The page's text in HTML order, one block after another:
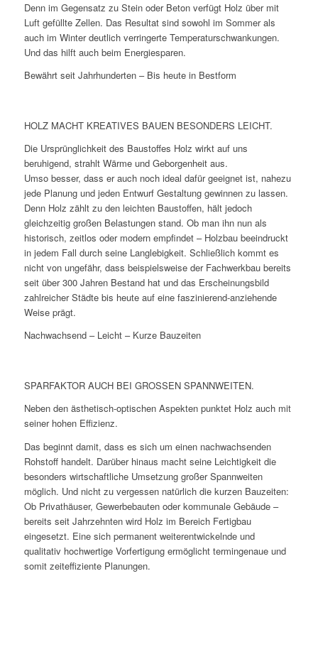
Denn im Gegensatz zu Stein oder Beton verfügt Holz über mit
Luft gefüllte Zellen. Das Resultat sind sowohl im Sommer als
auch im Winter deutlich verringerte Temperaturschwankungen.
Und das hilft auch beim Energiesparen.
Bewährt seit Jahrhunderten – Bis heute in Bestform
HOLZ MACHT KREATIVES BAUEN BESONDERS LEICHT.
Die Ursprünglichkeit des Baustoffes Holz wirkt auf uns
beruhigend, strahlt Wärme und Geborgenheit aus.
Umso besser, dass er auch noch ideal dafür geeignet ist, nahezu
jede Planung und jeden Entwurf Gestaltung gewinnen zu lassen.
Denn Holz zählt zu den leichten Baustoffen, hält jedoch
gleichzeitig großen Belastungen stand. Ob man ihn nun als
historisch, zeitlos oder modern empfindet – Holzbau beeindruckt
in jedem Fall durch seine Langlebigkeit. Schließlich kommt es
nicht von ungefähr, dass beispielsweise der Fachwerkbau bereits
seit über 300 Jahren Bestand hat und das Erscheinungsbild
zahlreicher Städte bis heute auf eine faszinierend-anziehende
Weise prägt.
Nachwachsend – Leicht – Kurze Bauzeiten
SPARFAKTOR AUCH BEI GROSSEN SPANNWEITEN.
Neben den ästhetisch-optischen Aspekten punktet Holz auch mit
seiner hohen Effizienz.
Das beginnt damit, dass es sich um einen nachwachsenden
Rohstoff handelt. Darüber hinaus macht seine Leichtigkeit die
besonders wirtschaftliche Umsetzung großer Spannweiten
möglich. Und nicht zu vergessen natürlich die kurzen Bauzeiten:
Ob Privathäuser, Gewerbebauten oder kommunale Gebäude –
bereits seit Jahrzehnten wird Holz im Bereich Fertigbau
eingesetzt. Eine sich permanent weiterentwickelnde und
qualitativ hochwertige Vorfertigung ermöglicht termingenaue und
somit zeiteffiziente Planungen.